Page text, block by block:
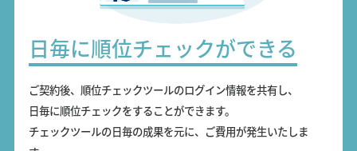
日毎に順位チェックができる
ご契約後、順位チェックツールのログイン情報を共有し、
日毎に順位チェックをすることができます。
チェックツールの日毎の成果を元に、ご費用が発生いたしま